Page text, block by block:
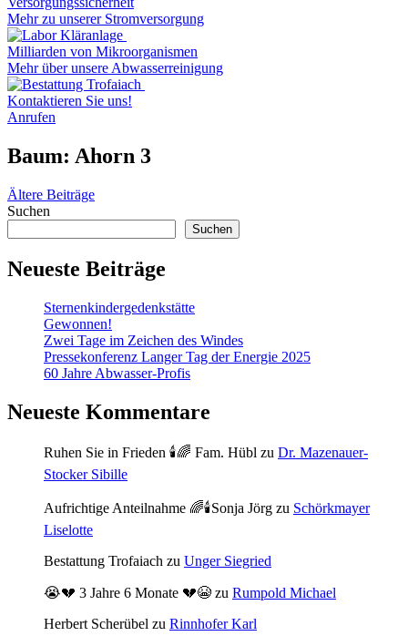
Mehr zu unserer Stromversorgung
Milliarden von Mikroorganismen
Mehr über unsere Abwasserreinigung
Kontaktieren Sie uns!
Anrufen
Baum: Ahorn 3
Beitragsnavigation
Ältere Beiträge
Suchen
Suchen
Neueste Beiträge
Sternenkindergedenkstätte
Gewonnen!
Zwei Tage im Zeichen des Windes
Pressekonferenz Langer Tag der Energie 2025
60 Jahre Abwasser-Profis
Neueste Kommentare
Ruhen Sie in Frieden 🕯🌈 Fam. Hübl zu Dr. Mazenauer-
Stocker Sibille
Aufrichtige Anteilnahme 🌈🕯Sonja Jörg zu Schörkmayer
Liselotte
Bestattung Trofaiach zu Unger Siegried
😭💔 3 Jahre 6 Monate 💔😭 zu Rumpold Michael
Herbert Scherübel zu Rinnhofer Karl